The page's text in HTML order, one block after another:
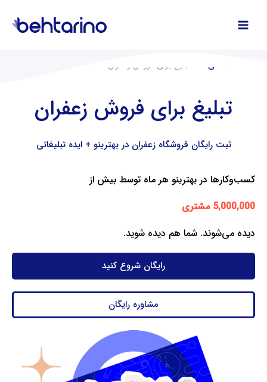
محتوا
صفحه اصلی تبلیغ برای فروش زعفران
تبلیغ برای فروش زعفران
ثبت رایگان فروشگاه زعفران در بهترینو + ایده تبلیغاتی
کسب‌وکارها در بهترینو هر ماه توسط بیش از
5,000,000 مشتری
دیده می‌شوند. شما هم دیده شوید.
رایگان شروع کنید
مشاوره رایگان